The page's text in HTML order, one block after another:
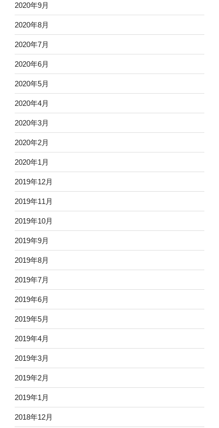
2020年9月
2020年8月
2020年7月
2020年6月
2020年5月
2020年4月
2020年3月
2020年2月
2020年1月
2019年12月
2019年11月
2019年10月
2019年9月
2019年8月
2019年7月
2019年6月
2019年5月
2019年4月
2019年3月
2019年2月
2019年1月
2018年12月